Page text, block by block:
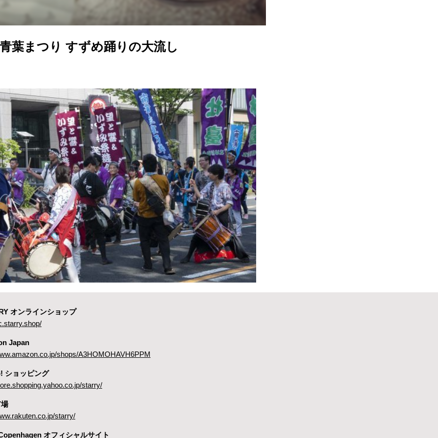
葉まつり すずめ踊りの大流し
オンラインショップ
Japan
shops/A3HOMOHAVH6PPM
ショッピング
starry/
starry/
オフィシャルサイト